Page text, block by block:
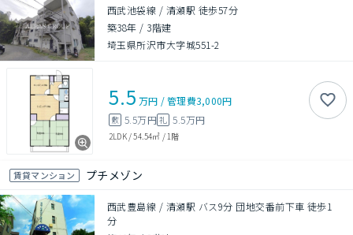
西武池袋線 / 清瀬駅 徒歩57分
築38年 / 3階建
埼玉県所沢市大字城551-2
5.5 万円 /管理費3,000円
敷 5.5万円礼 5.5万円
2LDK/54.54㎡ / 1階
賃貸マンション プチメゾン
西武豊島線 / 清瀬駅 バス9分 団地交番前下車 徒歩1
分